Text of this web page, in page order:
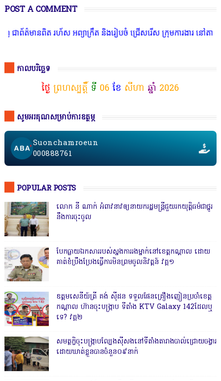
POST A COMMENT
ពិត រហ័ស អព្យាក្រឹត និងរៀបចំ ជ្រើសរើស ក្រុមការងារ នៅតាមបណ្តាលរ
កាលបរិច្ឆេទ
ថ្ងៃ ព្រហស្បត្តិ៍ ទី 06 ខែ សីហា ឆ្នាំ 2026
សូមអរគុណសម្រាប់ការឧត្ថម្ភ
Suonchamroeun
000888761
POPULAR POSTS
លោក នី ណាក់ អំពាវនាវឲ្យនាយករដ្ឋមន្ត្រីជួយរកយុត្តិធម៌ជាថ្នូរ
នឹងការចុះចូល
បែកធ្លាយឯកសាររបស់ស្នងការរងម្នាក់នៅខេត្តកណ្ដាល ដោយ
គាត់ខំប្រឹងប្រែងធ្វើការមិនព្រមចូលនិវត្តន៍ វគ្គ១
ឧត្តមសេនីយ៍ត្រី គង់ ស៊ីដន ទទួលផែនគ្រឿងញៀនប្រចាំខេត្ត
កណ្តាល ហ៊ានចុះបង្ក្រាប ទីតាំង KTV Galaxy 142ដែលឬ
ទេ? វគ្គ២
សមត្ថកិ្ចចុះបង្ក្រាបល្បែងស៊ីសងនៅទីតាំងតារាងបាល់ជ្រោយចង្វារ
ដោយឃាត់ខ្លួនបានចំនួន០៩នាក់